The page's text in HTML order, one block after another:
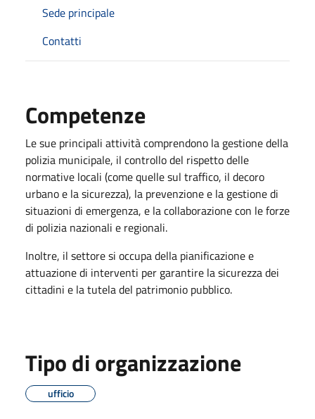
Sede principale
Contatti
Competenze
Le sue principali attività comprendono la gestione della
polizia municipale, il controllo del rispetto delle
normative locali (come quelle sul traffico, il decoro
urbano e la sicurezza), la prevenzione e la gestione di
situazioni di emergenza, e la collaborazione con le forze
di polizia nazionali e regionali.
Inoltre, il settore si occupa della pianificazione e
attuazione di interventi per garantire la sicurezza dei
cittadini e la tutela del patrimonio pubblico.
Tipo di organizzazione
ufficio